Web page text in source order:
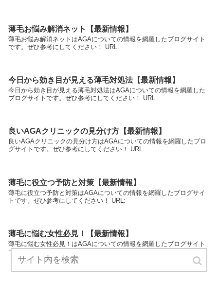
薄毛お悩み解消ネット【最新情報】
薄毛お悩み解消ネットはAGAについての情報を網羅したブログサイト
です。ぜひ参考にしてください！ URL:
今日から効き目が見える薄毛対処法【最新情報】
今日から効き目が見える薄毛対処法はAGAについての情報を網羅した
ブログサイトです。ぜひ参考にしてください！ URL:
良いAGAクリニックの見分け方【最新情報】
良いAGAクリニックの見分け方はAGAについての情報を網羅したブロ
グサイトです。ぜひ参考にしてください！ URL:
薄毛に役立つ予防と対策【最新情報】
薄毛に役立つ予防と対策はAGAについての情報を網羅したブログサイ
トです。ぜひ参考にしてください！ URL:
薄毛に悩む女性必見！【最新情報】
薄毛に悩む女性必見！はAGAについての情報を網羅したブログサイト
です。ぜひ参考にしてください！ URL: